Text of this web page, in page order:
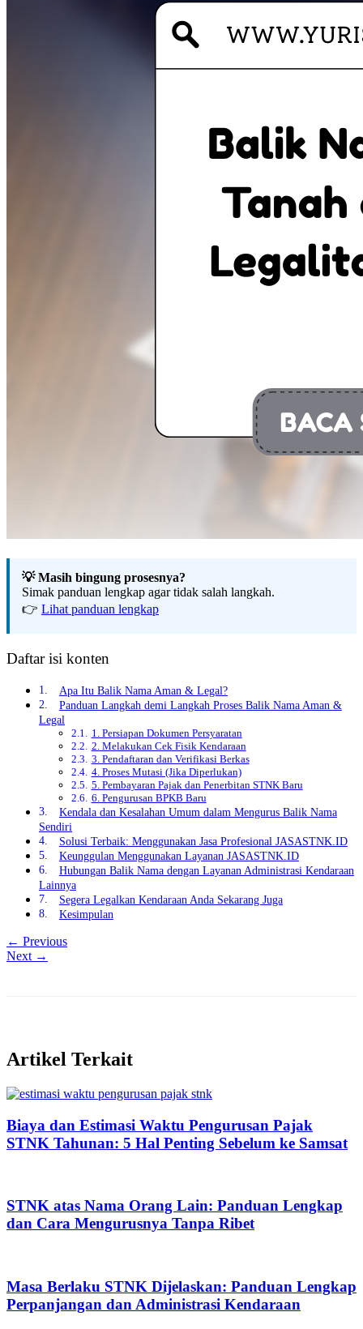
💡 Masih bingung prosesnya?
Simak panduan lengkap agar tidak salah langkah.
👉 Lihat panduan lengkap
Daftar isi konten
Apa Itu Balik Nama Aman & Legal?
Panduan Langkah demi Langkah Proses Balik Nama Aman &
Legal
1. Persiapan Dokumen Persyaratan
2. Melakukan Cek Fisik Kendaraan
3. Pendaftaran dan Verifikasi Berkas
4. Proses Mutasi (Jika Diperlukan)
5. Pembayaran Pajak dan Penerbitan STNK Baru
6. Pengurusan BPKB Baru
Kendala dan Kesalahan Umum dalam Mengurus Balik Nama
Sendiri
Solusi Terbaik: Menggunakan Jasa Profesional JASASTNK.ID
Keunggulan Menggunakan Layanan JASASTNK.ID
Hubungan Balik Nama dengan Layanan Administrasi Kendaraan
Lainnya
Segera Legalkan Kendaraan Anda Sekarang Juga
Kesimpulan
← Previous
Next →
Artikel Terkait
Biaya dan Estimasi Waktu Pengurusan Pajak
STNK Tahunan: 5 Hal Penting Sebelum ke Samsat
STNK atas Nama Orang Lain: Panduan Lengkap
dan Cara Mengurusnya Tanpa Ribet
Masa Berlaku STNK Dijelaskan: Panduan Lengkap
Perpanjangan dan Administrasi Kendaraan